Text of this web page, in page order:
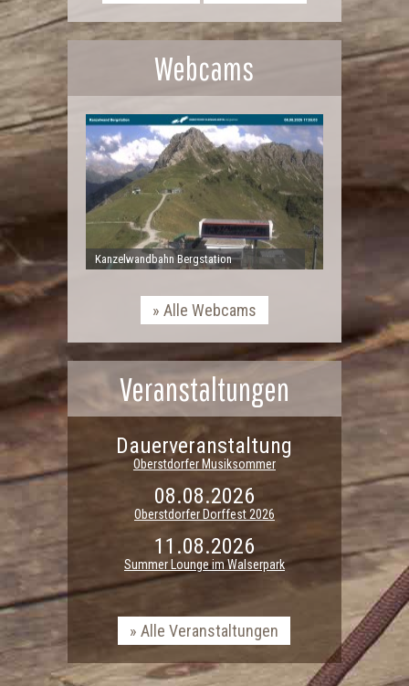
Webcams
Kanzelwandbahn Bergstation
Alle Webcams
Veranstaltungen
Dauerveranstaltung
Oberstdorfer Musiksommer
08.08.2026
Oberstdorfer Dorffest 2026
11.08.2026
Summer Lounge im Walserpark
Alle Veranstaltungen